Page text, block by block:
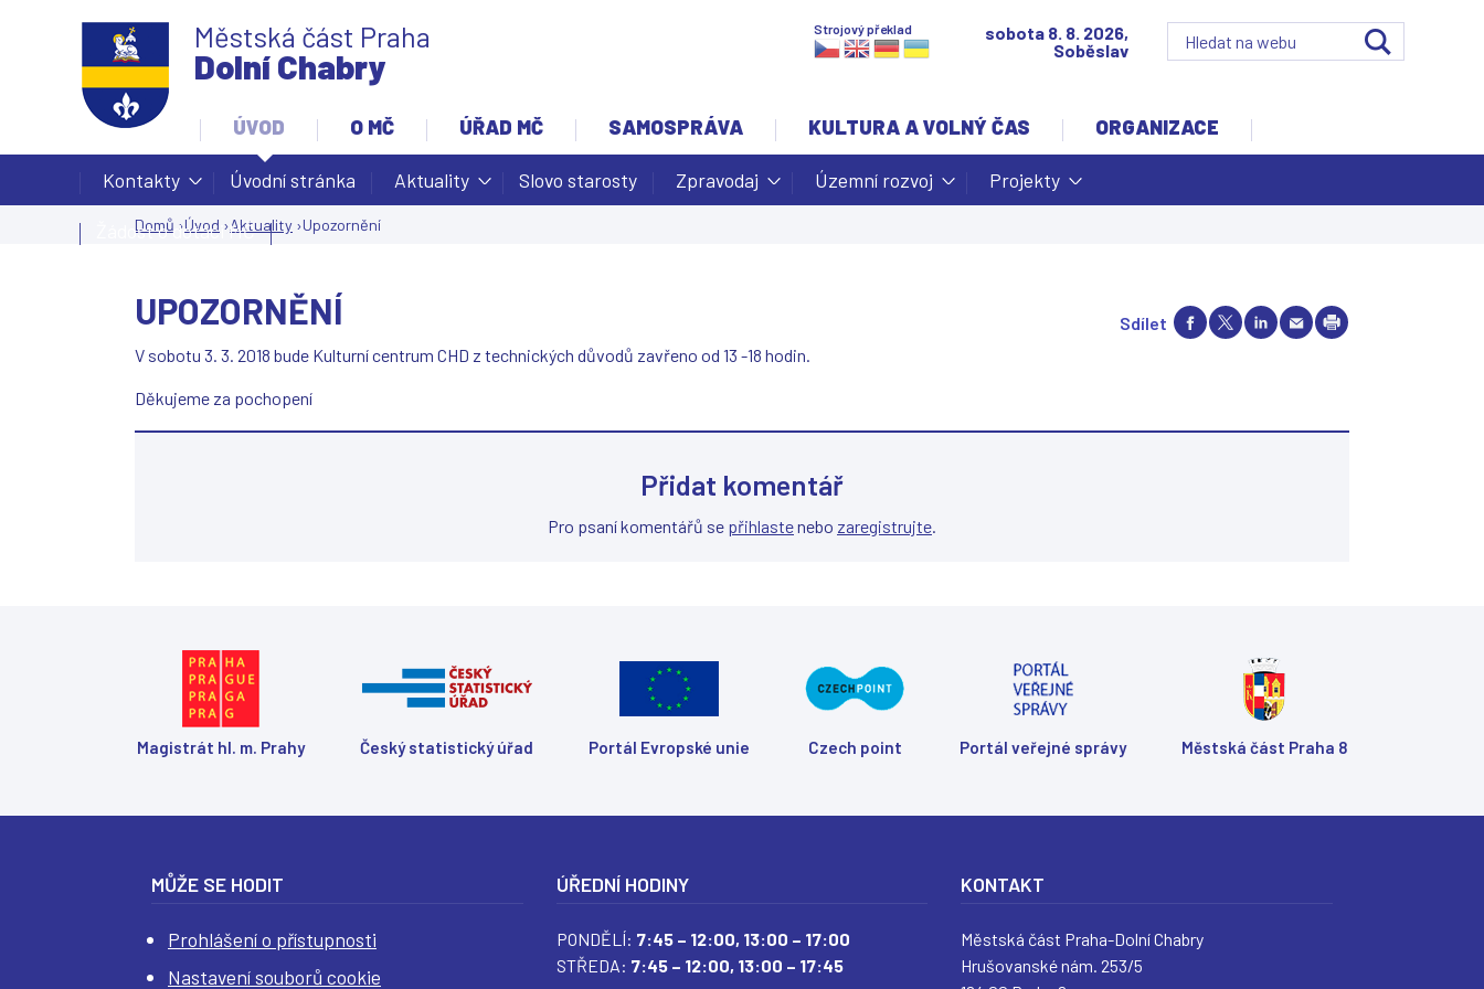
sobota 8. 8. 2026,
Soběslav
Městská část Praha
Dolní Chabry
Strojový překlad
ÚVOD
Kontakty Úvodní stránka Aktuality Slovo starosty Zpravodaj Územní rozvoj Projekty
Žádost o dotaci MČ
O MČ ÚŘAD MČ SAMOSPRÁVA KULTURA A VOLNÝ ČAS ORGANIZACE
zde
Domů ›Úvod ›Aktuality ›Upozornění
Sdílet
UPOZORNĚNÍ
V sobotu 3. 3. 2018 bude Kulturní centrum CHD z technických důvodů zavřeno od 13 -18 hodin.
Děkujeme za pochopení
Přidat komentář
Pro psaní komentářů se přihlastenebo zaregistrujte.
Magistrát hl. m. Prahy Český statistický úřad Portál Evropské unie Czech point Portál veřejné správy Městská část Praha 8
MŮŽE SE HODIT
Prohlášení o přístupnosti
Nastavení souborů cookie
ÚŘEDNÍ HODINY
PONDĚLÍ: 7:45 – 12:00, 13:00 – 17:00
STŘEDA: 7:45 – 12:00, 13:00 – 17:45
KONTAKT
Městská část Praha-Dolní Chabry
Hrušovanské nám. 253/5